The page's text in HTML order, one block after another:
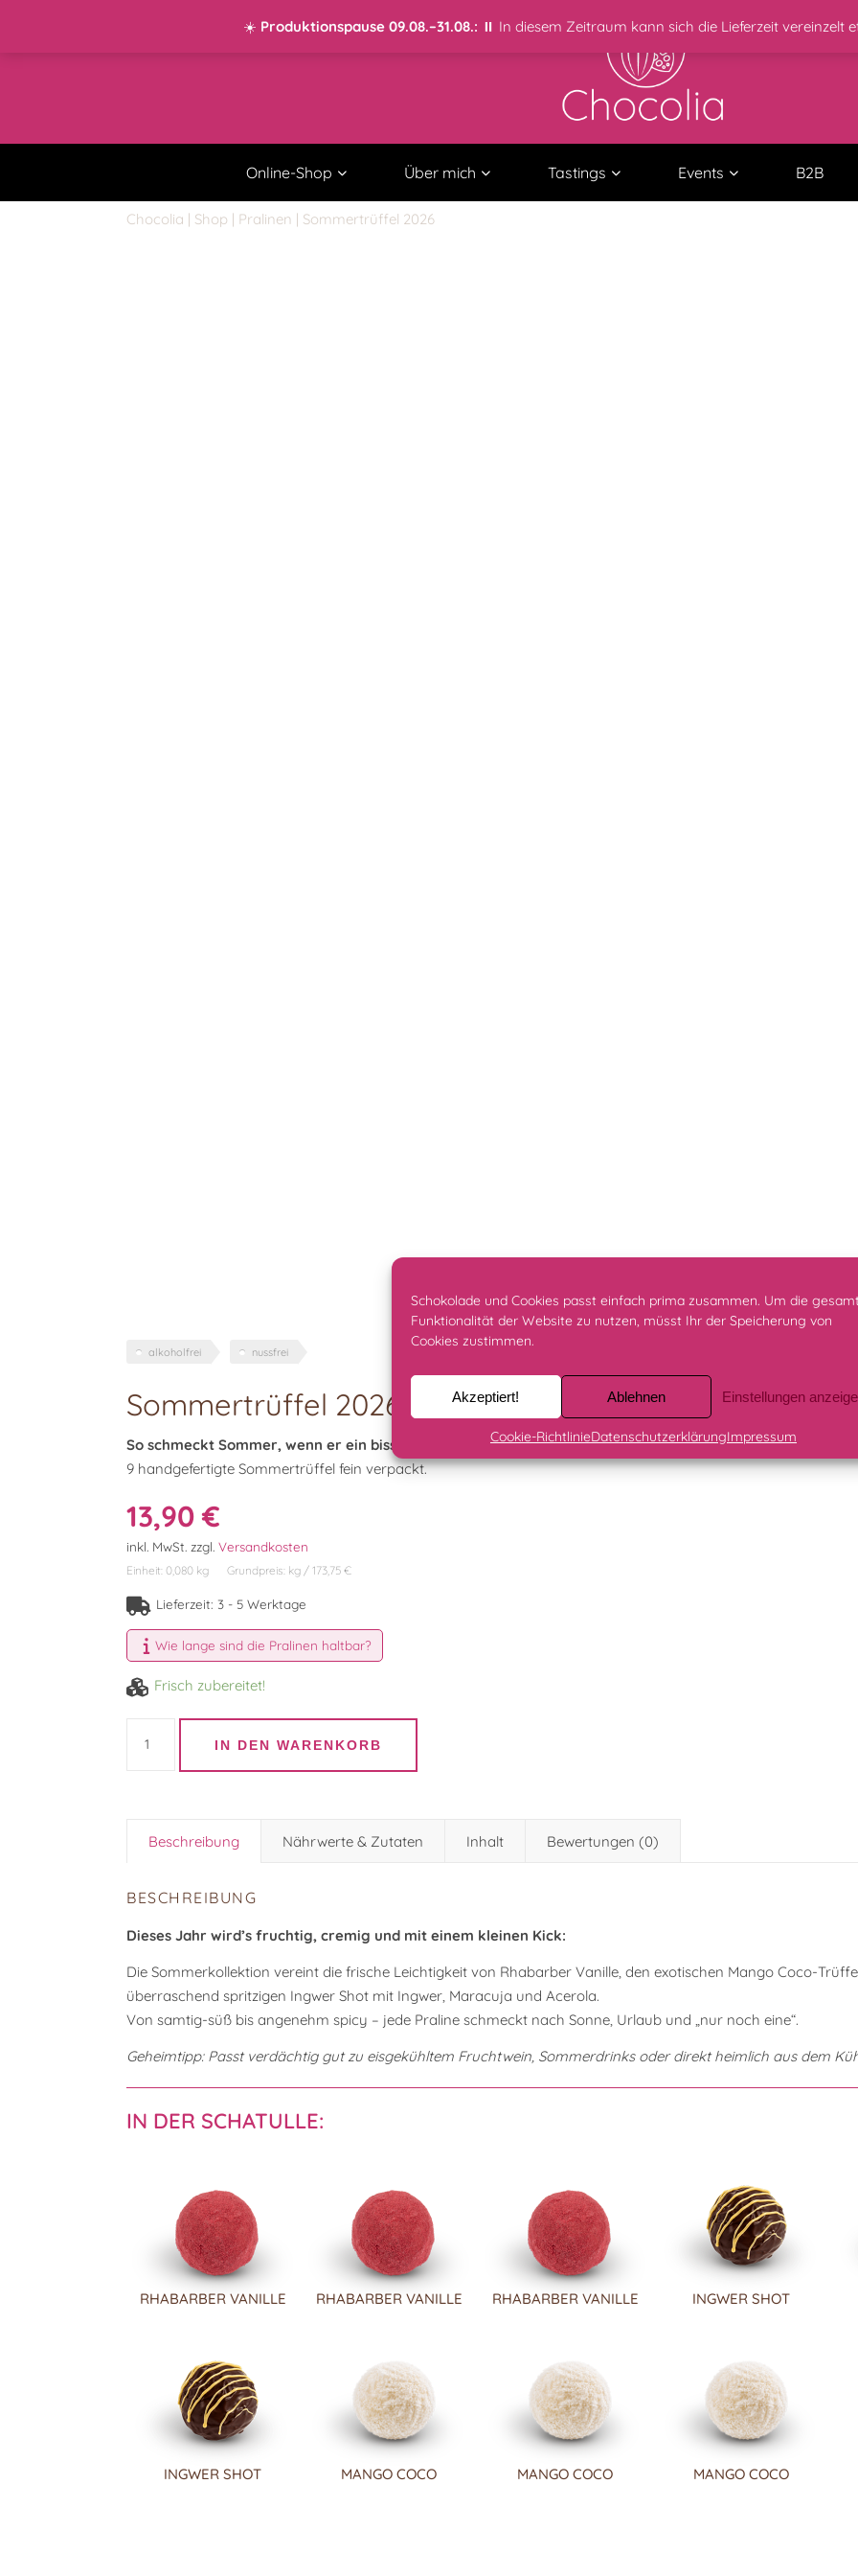
Schokolade und Cookies passt einfach prima zusammen. Um die
Funktionalität der Website zu nutzen, müsst Ihr der Speicherung von
Cookies zustimmen.
Akzeptiert! Ablehnen Einstellungen
Cookie-RichtlinieDatenschutzerklärungImpressum
☀️ Produktionspause 09.08.–31.08.: ⏸️ In diesem Zeitraum kann sich die Lieferzeit vereinzelt
0,00 €
Online-Shop Über mich Tastings Events B2B
Chocolia | Shop | Pralinen | Sommertrüffel 2026
alkoholfrei nussfrei
Sommertrüffel 2026
So schmeckt Sommer, wenn er ein bisschen eskaliert
9 handgefertigte Sommertrüffel fein verpackt.
13,90€
inkl. MwSt. zzgl. Versandkosten
Einheit: 0,080 kg Grundpreis: kg / 173,75 €
Lieferzeit: 3 - 5 Werktage
Wie lange sind die Pralinen haltbar?
Frisch zubereitet!
Sommertrüffel 2026 Menge
IN DEN WARENKORB
Beschreibung Nährwerte & Zutaten Inhalt Bewertungen (0)
BESCHREIBUNG
Dieses Jahr wird’s fruchtig, cremig und mit einem kleinen Kick:
Die Sommerkollektion vereint die frische Leichtigkeit von Rhabarber Vanille, den exotischen Mango Coco-
überraschend spritzigen Ingwer Shot mit Ingwer, Maracuja und Acerola.
Von samtig-süß bis angenehm spicy – jede Praline schmeckt nach Sonne, Urlaub und „nur noch eine“.
Geheimtipp: Passt verdächtig gut zu eisgekühltem Fruchtwein, Sommerdrinks oder direkt heimlich aus dem
IN DER SCHATULLE:
RHABARBER VANILLE RHABARBER VANILLE RHABARBER VANILLE INGWER SHOT
INGWER SHOT MANGO COCO MANGO COCO MANGO COCO